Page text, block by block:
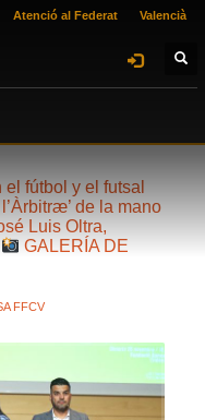
Atenció al Federat Valencià
fútbol y el futsal
de la mano
Luis Oltra,
GALERÍA DE
FFCV